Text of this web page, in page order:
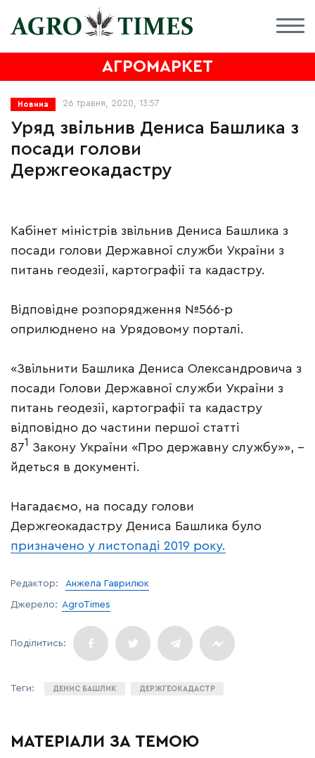
АГРОМАРКЕТ
Новина 26 травня, 2020, 13:57
Уряд звільнив Дениса Башлика з
посади голови
Держгеокадастру
Кабінет міністрів звільнив Дениса Башлика з
посади голови Державної служби України з
питань геодезії, картографії та кадастру.
Відповідне розпорядження №566-р
оприлюднено на Урядовому порталі.
«Звільнити Башлика Дениса Олександровича з
посади Голови Державної служби України з
питань геодезії, картографії та кадастру
відповідно до частини першої статті
871 Закону України «Про державну службу»», –
йдеться в документі.
Нагадаємо, на посаду голови
Держгеокадастру Дениса Башлика було
призначено у листопаді 2019 року.
Редактор: Анжела Гаврилюк
Джерело: AgroTimes
ДЕНИС БАШЛИК ДЕРЖГЕОКАДАСТР
МАТЕРІАЛИ ЗА ТЕМОЮ